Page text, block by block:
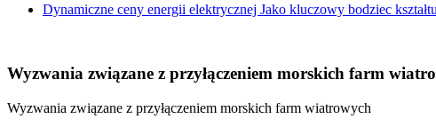
Dynamiczne ceny energii elektrycznej Jako kluczowy bodziec
Wyzwania związane z przyłączeniem morskich farm
Wyzwania związane z przyłączeniem morskich farm wiatrowych